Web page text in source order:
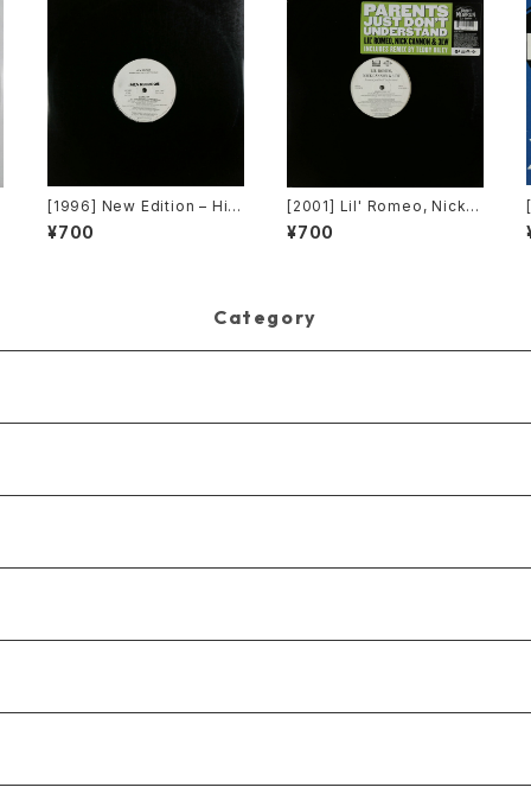
[1996] New Edition – Hit
Me Off [MCA Records][P
ROMO]
¥700
[2001] Lil' Romeo, Nick C
annon & 3LW – Parents J
ust Don't Understand [Ji
¥700
Category